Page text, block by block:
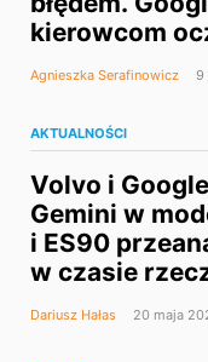
kierowcom
Agnieszka Serafinowicz 9
AKTUALNOŚCI
Volvo i Google
Gemini w
i ES90
w czasie
Dariusz Hałas 20 maja